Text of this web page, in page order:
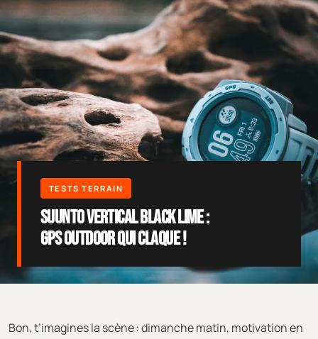
Suunto Vertical Black Lime :
GPS outdoor qui claque !
Bon, t’imagines la scène : dimanche matin, motivation en